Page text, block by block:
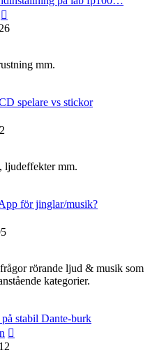
till
inläggetmm.
spelare vs stickor
ljudeffekter mm.
för jinglar/musik?
rörande ljud & musik som
kategorier.
stabil Dante-burk